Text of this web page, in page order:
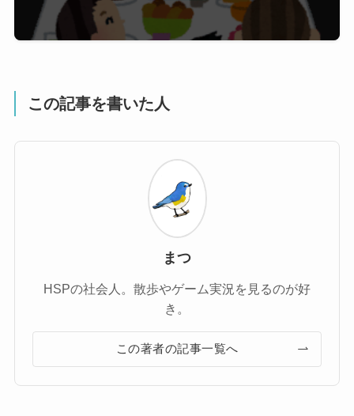
この記事を書いた人
まつ
HSPの社会人。散歩やゲーム実況を見るのが好
き。
この著者の記事一覧へ